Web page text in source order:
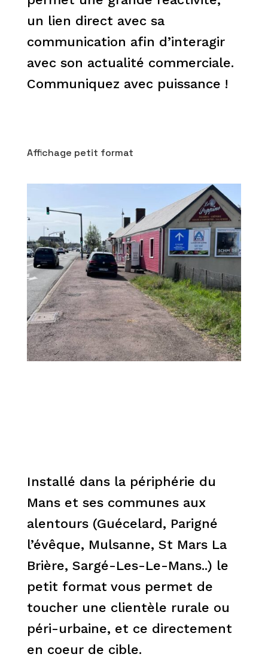
un lien direct avec sa
communication afin d’interagir
avec son actualité commerciale.
Communiquez avec puissance !
Affichage petit format
Installé dans la périphérie du
Mans et ses communes aux
alentours (Guécelard, Parigné
l’évêque, Mulsanne, St Mars La
Brière, Sargé-Les-Le-Mans..) le
petit format vous permet de
toucher une clientèle rurale ou
péri-urbaine, et ce directement
en coeur de cible.